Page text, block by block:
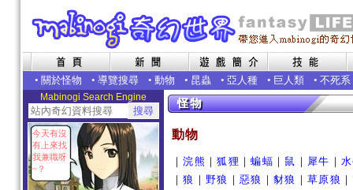
• 關於怪物 • 導覽搜尋 • 動物 • 昆蟲 • 亞人種 • 巨人類 • 不死系
Mabinogi Search Engine
今天有沒
有上來找
我兼職呀
~？
動物
｜浣熊 ｜狐狸 ｜蝙蝠 ｜ 鼠 ｜ 犀牛 ｜
｜狼 ｜野狼 ｜惡狼 ｜豺狼 ｜草原狼 ｜